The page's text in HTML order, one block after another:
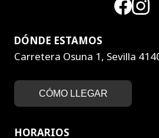
DÓNDE ESTAMOS
Carretera Osuna 1, Sevilla
CÓMO LLEGAR
HORARIOS